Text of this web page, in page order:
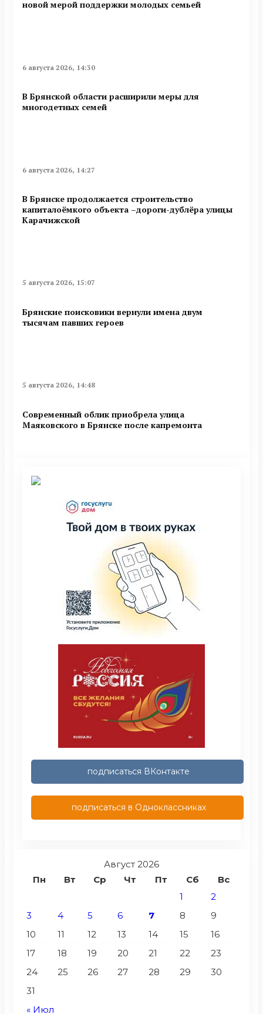
новой мерой поддержки молодых семьей
6 августа 2026, 14:30
В Брянской области расширили меры для
многодетных семей
6 августа 2026, 14:27
В Брянске продолжается строительство
капиталоёмкого объекта –дороги-дублёра улицы
Карачижской
5 августа 2026, 15:07
Брянские поисковики вернули имена двум
тысячам павших героев
5 августа 2026, 14:48
Современный облик приобрела улица
Маяковского в Брянске после капремонта
подписаться ВКонтакте
подписаться в Одноклассниках
Август 2026
Пн
Вт Ср Чт Пт Сб Вс
« Июл
1
2
3
4 5 6 7 8
9
10
11 12 13 14 15
16
17
18 19 20 21 22
23
24
25 26 27 28 29
30
31